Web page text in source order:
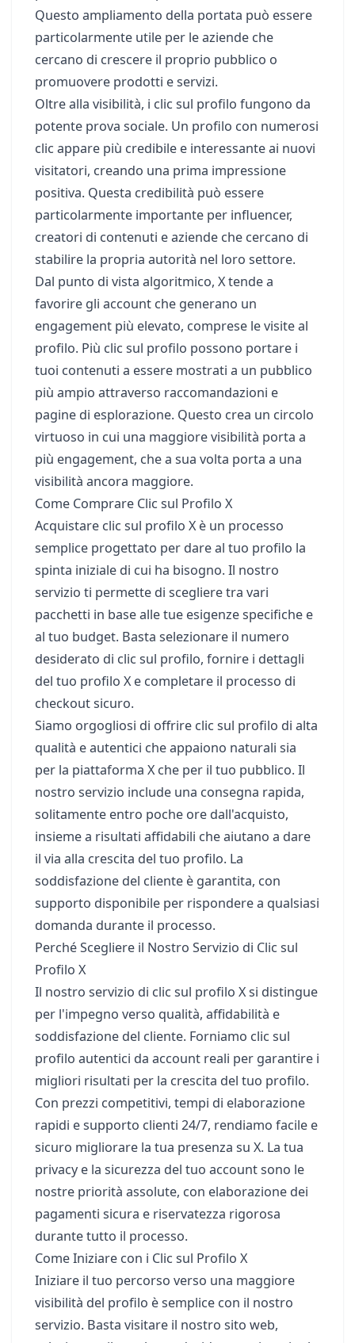
Questo ampliamento della portata può essere
particolarmente utile per le aziende che
cercano di crescere il proprio pubblico o
promuovere prodotti e servizi.
Oltre alla visibilità, i clic sul profilo fungono da
potente prova sociale. Un profilo con numerosi
clic appare più credibile e interessante ai nuovi
visitatori, creando una prima impressione
positiva. Questa credibilità può essere
particolarmente importante per influencer,
creatori di contenuti e aziende che cercano di
stabilire la propria autorità nel loro settore.
Dal punto di vista algoritmico, X tende a
favorire gli account che generano un
engagement più elevato, comprese le visite al
profilo. Più clic sul profilo possono portare i
tuoi contenuti a essere mostrati a un pubblico
più ampio attraverso raccomandazioni e
pagine di esplorazione. Questo crea un circolo
virtuoso in cui una maggiore visibilità porta a
più engagement, che a sua volta porta a una
visibilità ancora maggiore.
Come Comprare Clic sul Profilo X
Acquistare clic sul profilo X è un processo
semplice progettato per dare al tuo profilo la
spinta iniziale di cui ha bisogno. Il nostro
servizio ti permette di scegliere tra vari
pacchetti in base alle tue esigenze specifiche e
al tuo budget. Basta selezionare il numero
desiderato di clic sul profilo, fornire i dettagli
del tuo profilo X e completare il processo di
checkout sicuro.
Siamo orgogliosi di offrire clic sul profilo di alta
qualità e autentici che appaiono naturali sia
per la piattaforma X che per il tuo pubblico. Il
nostro servizio include una consegna rapida,
solitamente entro poche ore dall'acquisto,
insieme a risultati affidabili che aiutano a dare
il via alla crescita del tuo profilo. La
soddisfazione del cliente è garantita, con
supporto disponibile per rispondere a qualsiasi
domanda durante il processo.
Perché Scegliere il Nostro Servizio di Clic sul
Profilo X
Il nostro servizio di clic sul profilo X si distingue
per l'impegno verso qualità, affidabilità e
soddisfazione del cliente. Forniamo clic sul
profilo autentici da account reali per garantire i
migliori risultati per la crescita del tuo profilo.
Con prezzi competitivi, tempi di elaborazione
rapidi e supporto clienti 24/7, rendiamo facile e
sicuro migliorare la tua presenza su X. La tua
privacy e la sicurezza del tuo account sono le
nostre priorità assolute, con elaborazione dei
pagamenti sicura e riservatezza rigorosa
durante tutto il processo.
Come Iniziare con i Clic sul Profilo X
Iniziare il tuo percorso verso una maggiore
visibilità del profilo è semplice con il nostro
servizio. Basta visitare il nostro sito web,